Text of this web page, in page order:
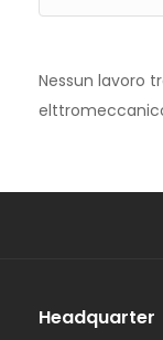
Nessun lavoro
Headquarter